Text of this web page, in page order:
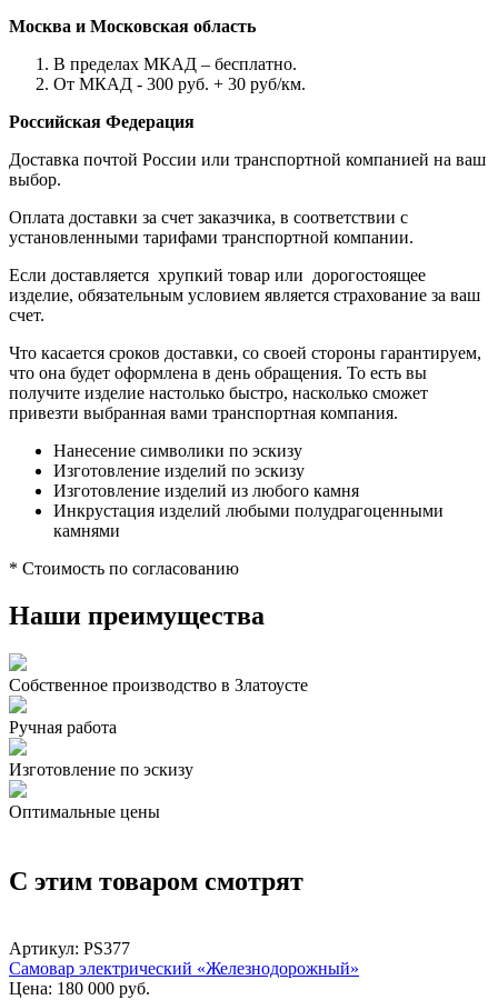
Москва и Московская область
В пределах МКАД – бесплатно.
От МКАД - 300 руб. + 30 руб/км.
Российская Федерация
Доставка почтой России или транспортной компанией на ваш
выбор.
Оплата доставки за счет заказчика, в соответствии с
установленными тарифами транспортной компании.
Если доставляется хрупкий товар или дорогостоящее
изделие, обязательным условием является страхование за ваш
счет.
Что касается сроков доставки, со своей стороны гарантируем,
что она будет оформлена в день обращения. То есть вы
получите изделие настолько быстро, насколько сможет
привезти выбранная вами транспортная компания.
Нанесение символики по эскизу
Изготовление изделий по эскизу
Изготовление изделий из любого камня
Инкрустация изделий любыми полудрагоценными
камнями
* Стоимость по согласованию
Наши преимущества
Собственное производство в Златоусте
Ручная работа
Изготовление по эскизу
Оптимальные цены
С этим товаром смотрят
Артикул: PS377
Самовар электрический «Железнодорожный»
Цена: 180 000 руб.